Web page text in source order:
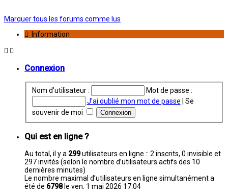
Marquer tous les forums comme lus
Information
Connexion
Nom d’utilisateur :
Mot de passe :
J’ai oublié mon mot de passe
Se
souvenir de moi
Qui est en ligne ?
Au total, il y a 299utilisateurs en ligne :: 2 inscrits, 0 invisible et
297 invités (selon le nombre d’utilisateurs actifs des 10
dernières minutes)
Le nombre maximal d’utilisateurs en ligne simultanément a
été de 6798le ven. 1 mai 2026 17:04